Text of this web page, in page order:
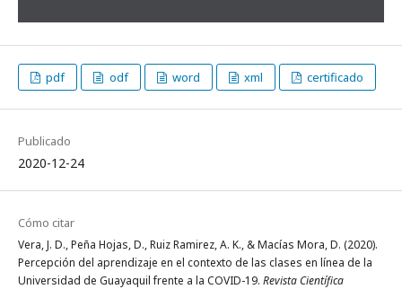
pdf odf word xml certificado
Publicado
2020-12-24
Cómo citar
Vera, J. D., Peña Hojas, D., Ruiz Ramirez, A. K., & Macías Mora, D. (2020).
Percepción del aprendizaje en el contexto de las clases en línea de la
Universidad de Guayaquil frente a la COVID-19. Revista Científica